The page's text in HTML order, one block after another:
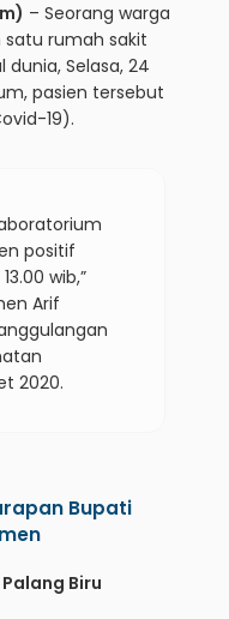
– Seorang warga
rumah sakit
Selasa, 24
pasien tersebut
19).
positif
wib,”
Arif
2020.
Bupati
Biru